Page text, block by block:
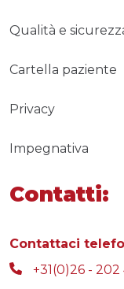
Qualità e
Cartella paziente
Privacy
Impegnativa
Contatti:
Contattaci
+31(0)26 - 202